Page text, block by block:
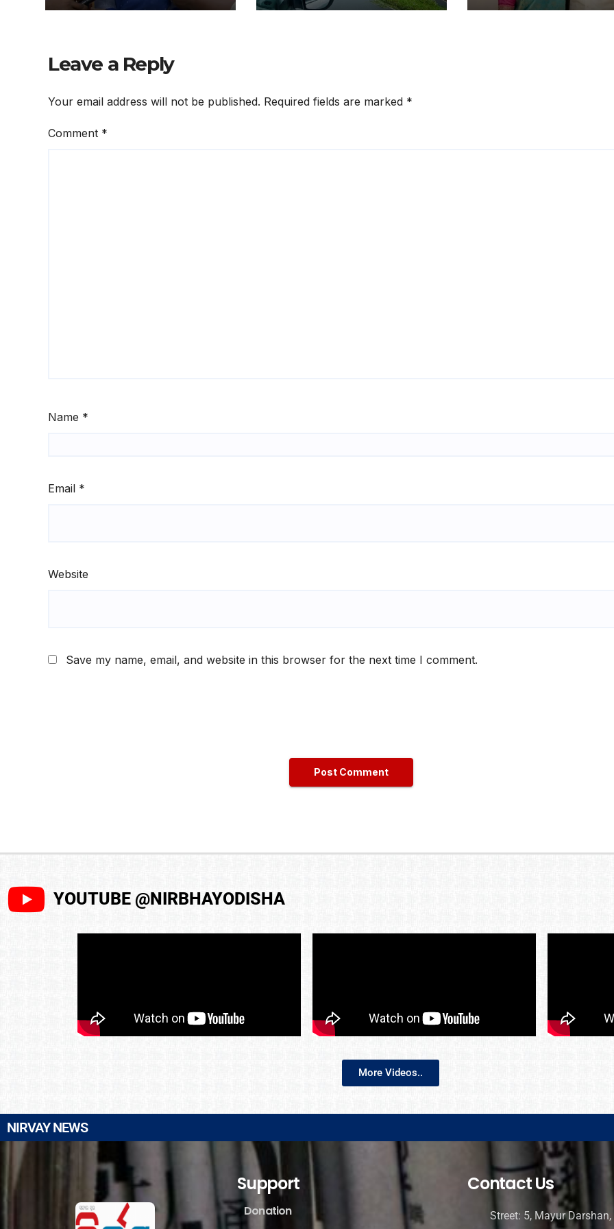
ଦିନରେ ରିପୋର୍ଟ ଦାଖଲ
ପ୍ରତ୍ୟାହାର କଲେ
Leave a Reply
Your email address will not be published. Required fields are marked *
Comment *
Name *
Email *
Website
Save my name, email, and website in this browser for the next time I comment.
YOUTUBE @NIRBHAYODISHA
More Videos..
NIRVAY NEWS
Support
Donation
Contact Us
Street: 5, Mayur